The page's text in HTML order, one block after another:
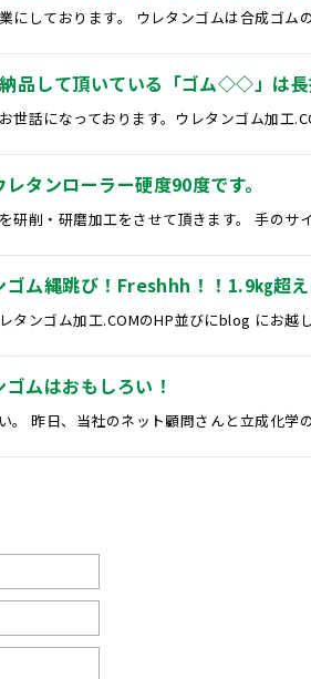
にしております。 ウレタンゴムは合成ゴ
品して頂いている「ゴム◇◇」は長
世話になっております。ウレタンゴム加工
タンローラー硬度90度です。
研削・研磨加工をさせて頂きます。 手の
ゴム縄跳び！Freshhh！！1.9㎏超え
タンゴム加工.COMのHP並びにblog にお
ゴムはおもしろい！
。 昨日、当社のネット顧問さんと立成化